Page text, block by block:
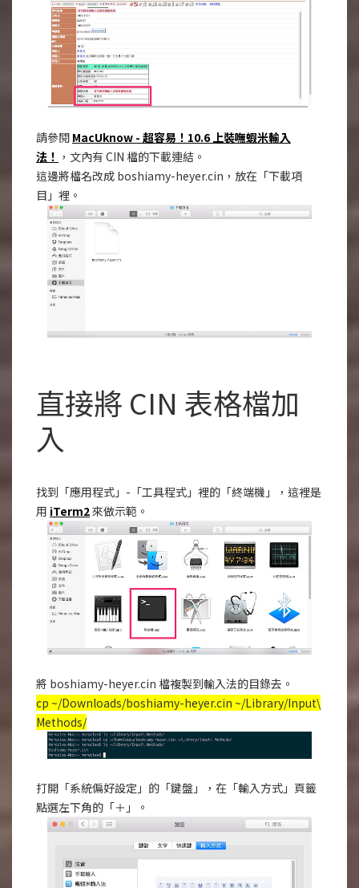
請參閱 MacUknow - 超容易！10.6 上裝嘸蝦米輸入
法！ ，文內有 CIN 檔的下載連結。
這邊將檔名改成 boshiamy-heyer.cin，放在「下載項
目」裡。
直接將 CIN 表格檔加
入
找到「應用程式」-「工具程式」裡的「終端機」，這裡是
用 iTerm2來做示範。
將 boshiamy-heyer.cin 檔複製到輸入法的目錄去。
cp ~/Downloads/boshiamy-heyer.cin ~/Library/Input\
Methods/
打開「系統偏好設定」的「鍵盤」，在「輸入方式」頁籤
點選左下角的「＋」。